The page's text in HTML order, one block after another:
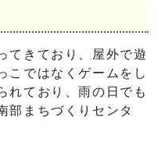
てきており、屋外で遊
こではなくゲームをし
れており、雨の日でも
部まちづくりセンタ